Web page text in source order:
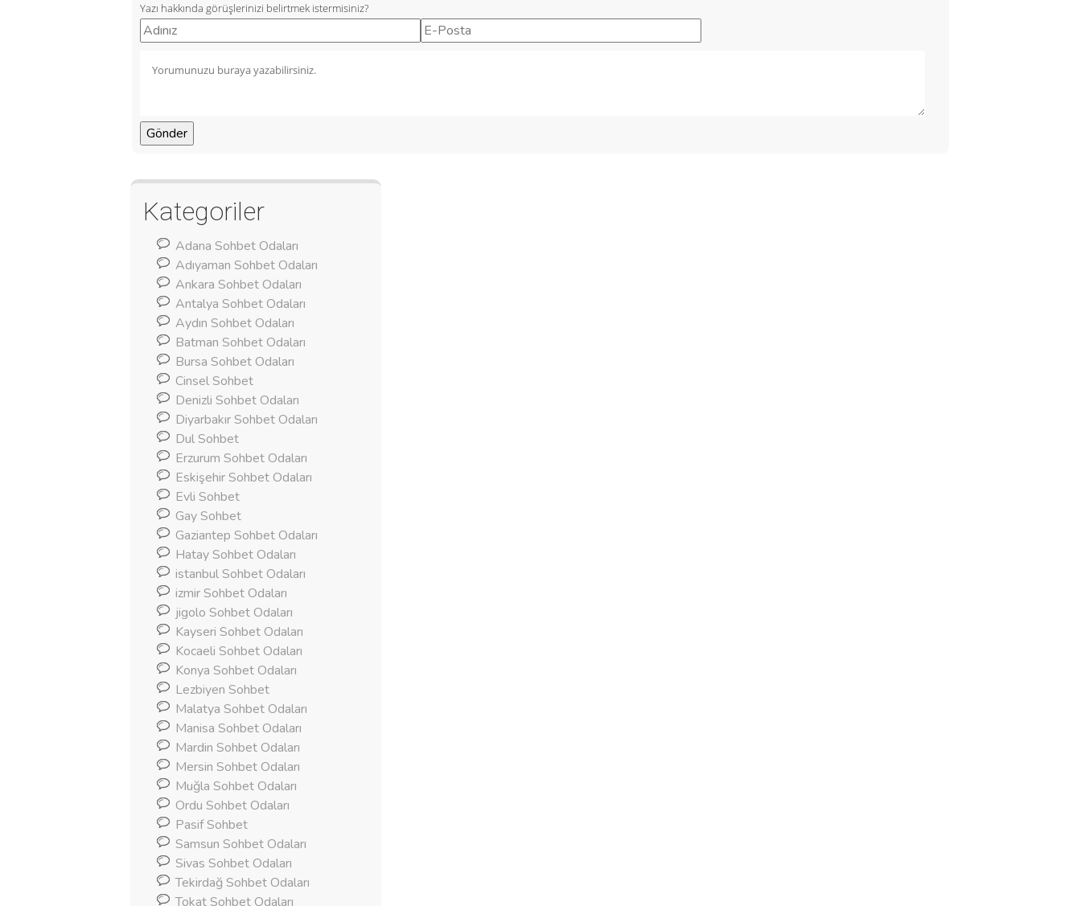
Yazı hakkında görüşlerinizi belirtmek istermisiniz?
Kategoriler
Adana Sohbet Odaları
Adıyaman Sohbet Odaları
Ankara Sohbet Odaları
Antalya Sohbet Odaları
Aydın Sohbet Odaları
Batman Sohbet Odaları
Bursa Sohbet Odaları
Cinsel Sohbet
Denizli Sohbet Odaları
Diyarbakır Sohbet Odaları
Dul Sohbet
Erzurum Sohbet Odaları
Eskişehir Sohbet Odaları
Evli Sohbet
Gay Sohbet
Gaziantep Sohbet Odaları
Hatay Sohbet Odaları
istanbul Sohbet Odaları
izmir Sohbet Odaları
jigolo Sohbet Odaları
Kayseri Sohbet Odaları
Kocaeli Sohbet Odaları
Konya Sohbet Odaları
Lezbiyen Sohbet
Malatya Sohbet Odaları
Manisa Sohbet Odaları
Mardin Sohbet Odaları
Mersin Sohbet Odaları
Muğla Sohbet Odaları
Ordu Sohbet Odaları
Pasif Sohbet
Samsun Sohbet Odaları
Sivas Sohbet Odaları
Tekirdağ Sohbet Odaları
Tokat Sohbet Odaları